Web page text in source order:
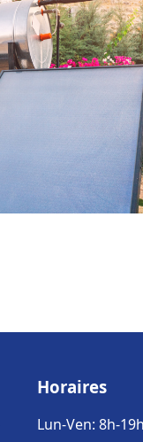
Horaires
Lun-Ven: 8h-19h